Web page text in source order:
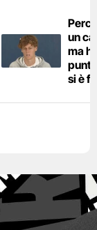
un
ma
si è